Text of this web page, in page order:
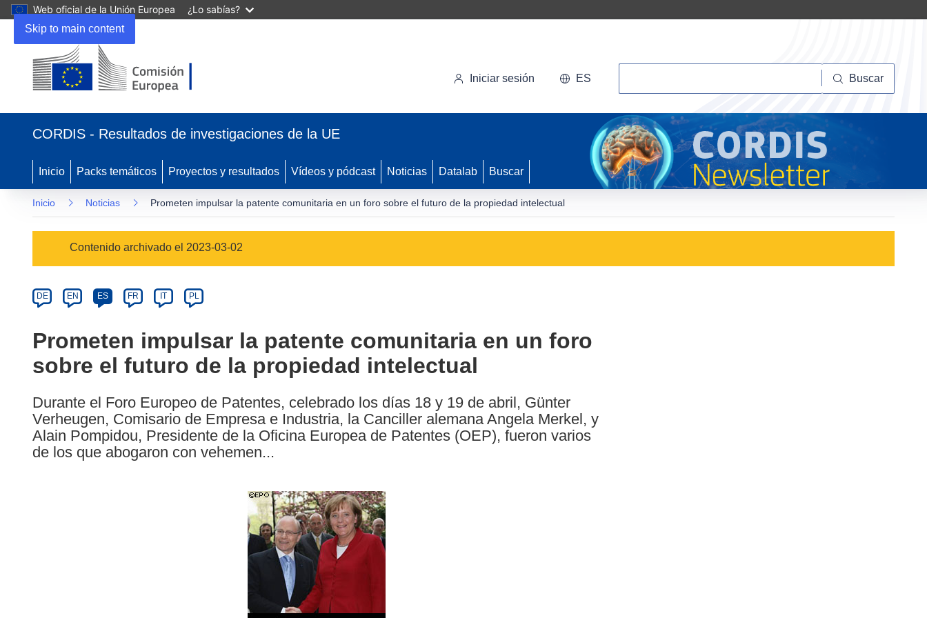
Skip to main content
Web oficial de la Unión Europea ¿Lo sabías?
en
nueva
ventana)
Iniciar sesión ES Buscar
CORDIS - Resultados de investigaciones de la UE
Inicio Packs temáticos Proyectos y resultados Vídeos y pódcast Noticias Datalab Buscar
Inicio Noticias Prometen impulsar la patente comunitaria en un foro sobre el futuro de la propiedad intelectual
Category
Contenido archivado el 2023-03-02
Article
available
the
following
languages:
DE EN ES FR IT PL
Prometen impulsar la patente comunitaria en un foro
sobre el futuro de la propiedad intelectual
Durante el Foro Europeo de Patentes, celebrado los días 18 y 19 de abril, Günter
Verheugen, Comisario de Empresa e Industria, la Canciller alemana Angela Merkel, y
Alain Pompidou, Presidente de la Oficina Europea de Patentes (OEP), fueron varios
de los que abogaron con vehemen...